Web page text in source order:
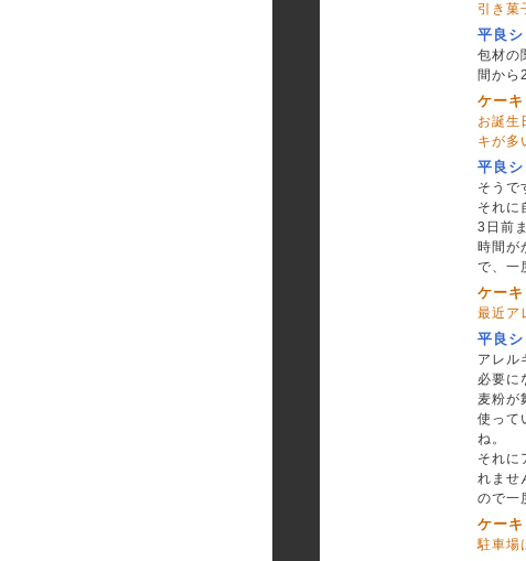
引き菓
平良シ
包材の
間から
ケー
お誕生
キが多
平良シ
そうで
それに
3日前
時間が
で、一
ケー
最近ア
平良シ
アレル
必要に
麦粉が
使って
ね。
それに
れませ
ので一
ケー
駐車場